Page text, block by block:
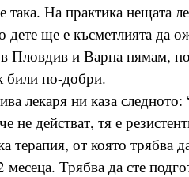
така. На практика нещата
дете ще е късметлията да
Пловдив и Варна нямам,
били по-добри.
лекаря ни каза
не действат, тя е
терапия, от която трябва
месеца. Трябва да сте